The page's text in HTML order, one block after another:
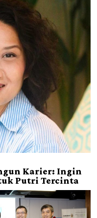
Karier: Ingin
Putri Tercinta